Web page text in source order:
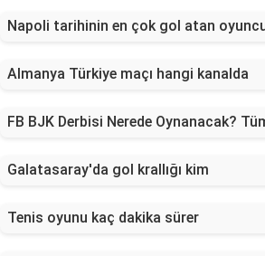
Napoli tarihinin en çok gol atan
Almanya Türkiye maçı hangi kanalda
FB BJK Derbisi Nerede Oynanacak?
Galatasaray'da gol krallığı kim
Tenis oyunu kaç dakika sürer